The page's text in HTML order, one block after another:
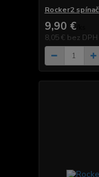
Rocker2
9,90 €
8,05 € bez DPH